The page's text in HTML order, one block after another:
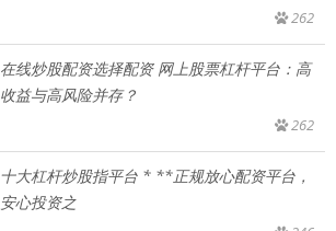
262
在线炒股配资选择配资 网上股票杠杆平台：高
收益与高风险并存？
262
十大杠杆炒股指平台 * **正规放心配资平台，
安心投资之